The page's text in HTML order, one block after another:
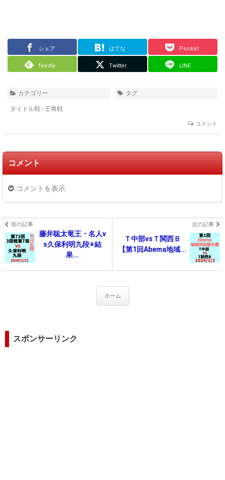
シェア はてな Pocket
feedly Twitter LINE
カテゴリー
タイトル戦 - 王将戦
タグ
コメント
コメント
コメントを表示
前の記事
藤井聡太竜王・名人v
s久保利明九段※結
果...
次の記事
Ｔ中部vsＴ関西Ｂ
【第1回Abema地域...
ホーム
スポンサーリンク